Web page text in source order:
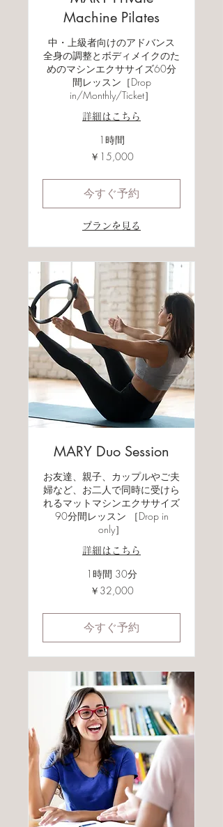
Machine Pilates
中・上級者向けのアドバンス
全身の調整とボディメイクのた
めのマシンエクササイズ60分
間レッスン［Drop
in/Monthly/Ticket］
詳細はこちら
1時間
￥15,000
今すぐ予約
プランを見る
MARY Duo Session
お友達、親子、カップルやご夫
婦など、お二人で同時に受けら
れるマットマシンエクササイズ
90分間レッスン ［Drop in
only］
詳細はこちら
1時間 30分
￥32,000
今すぐ予約